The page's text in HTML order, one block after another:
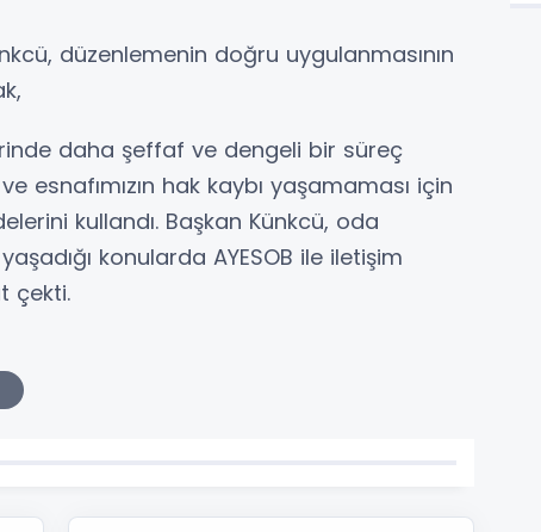
düzenlemenin doğru uygulanmasının
daha şeffaf ve dengeli bir süreç
esnafımızın hak kaybı yaşamaması için
kullandı. Başkan Künkcü, oda
konularda AYESOB ile iletişim
çekti.